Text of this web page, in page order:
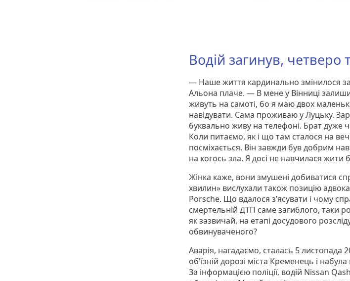
Водій загинув,
— Наше життя кардинально змінилося за
Альона плаче. — В мене у Вінниці
живуть на самоті, бо я маю двох
навідувати. Сама проживаю у Луцьку.
буквально живу на телефоні. Брат дуже
Коли питаємо, як і що там сталося на
посміхається. Він завжди був добрим
на когось зла. Я досі не навчилася жити
Жінка каже, вони змушені добиватися
хвилин» вислухали також позицію
Porsche. Що вдалося з’ясувати і чому
смертельній ДТП саме загиблого, таки
як зазвичай, на етапі досудового
обвинуваченого?
Аварія, нагадаємо, сталась 5 листопада
об'їзній дорозі міста Кременець і
За інформацією поліції, водій Nissan